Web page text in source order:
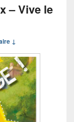
– Vive le
↓